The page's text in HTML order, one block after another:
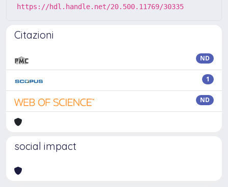
https://hdl.handle.net/20.500.11769/30335
Citazioni
ND
1
ND
social impact